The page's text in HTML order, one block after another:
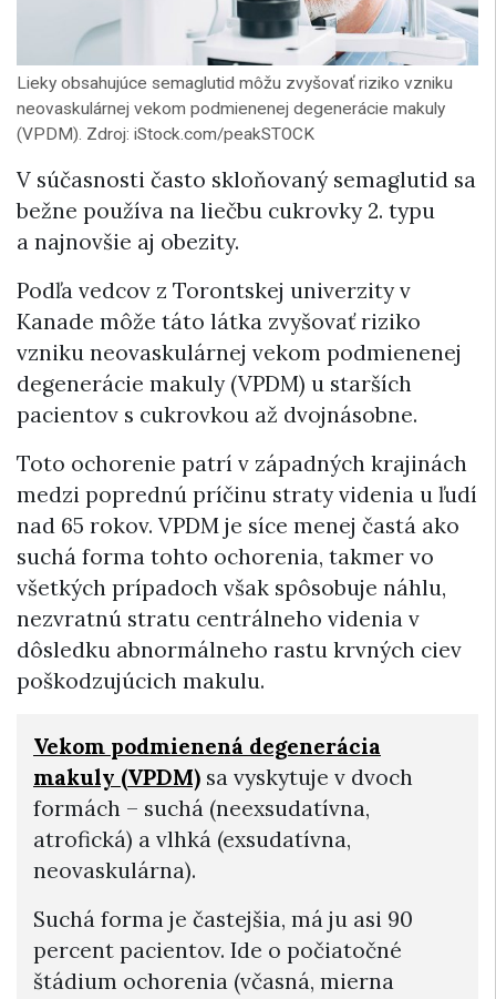
Lieky obsahujúce semaglutid môžu zvyšovať riziko vzniku
neovaskulárnej vekom podmienenej degenerácie makuly
(VPDM). Zdroj: iStock.com/peakSTOCK
V súčasnosti často skloňovaný semaglutid sa
bežne používa na liečbu cukrovky 2. typu
a najnovšie aj obezity.
Podľa vedcov z Torontskej univerzity v
Kanade môže táto látka zvyšovať riziko
vzniku neovaskulárnej vekom podmienenej
degenerácie makuly (VPDM) u starších
pacientov s cukrovkou až dvojnásobne.
Toto ochorenie patrí v západných krajinách
medzi poprednú príčinu straty videnia u ľudí
nad 65 rokov. VPDM je síce menej častá ako
suchá forma tohto ochorenia, takmer vo
všetkých prípadoch však spôsobuje náhlu,
nezvratnú stratu centrálneho videnia v
dôsledku abnormálneho rastu krvných ciev
poškodzujúcich makulu.
Vekom podmienená degenerácia
makuly (VPDM) sa vyskytuje v dvoch
formách – suchá (neexsudatívna,
atrofická) a vlhká (exsudatívna,
neovaskulárna).
Suchá forma je častejšia, má ju asi 90
percent pacientov. Ide o počiatočné
štádium ochorenia (včasná, mierna